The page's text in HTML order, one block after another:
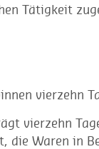
Tätigkeit
vierzehn
vierzehn
die Waren in